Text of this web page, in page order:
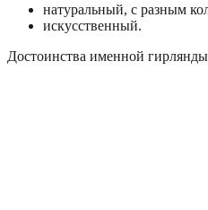
натуральный, с разным
искусственный.
Достоинства именной